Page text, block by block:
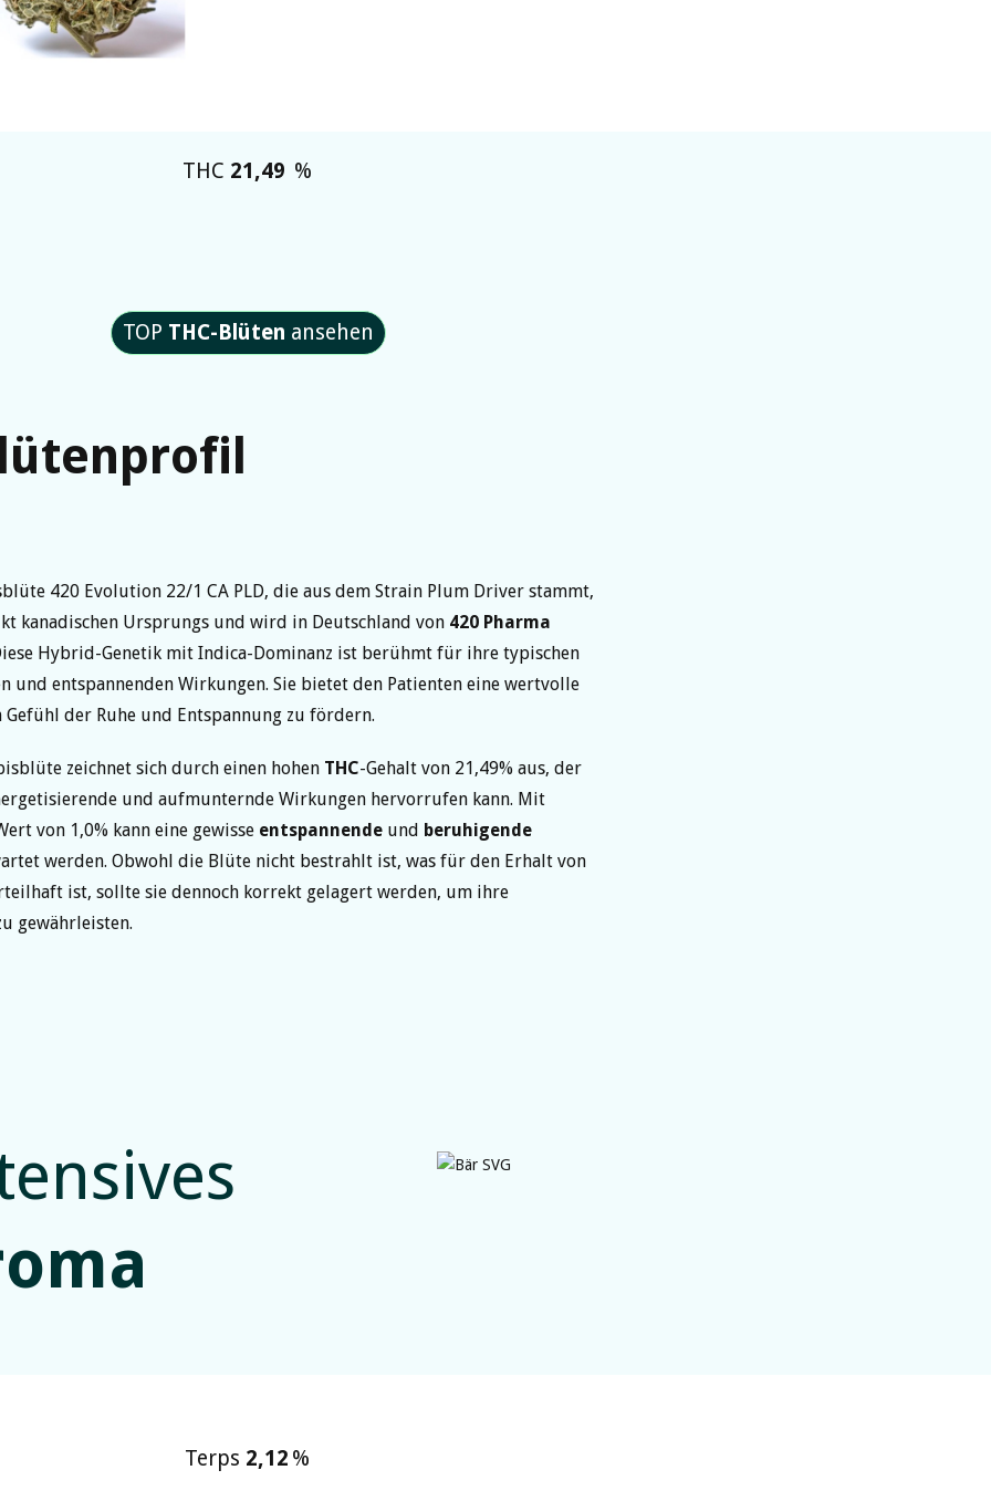
THC 21,49 %
TOP THC-Blüten ansehen
420 Evolution 22/1 CA PLD, die aus dem Strain Plum Driver stammt,
kanadischen Ursprungs und wird in Deutschland von 420 Pharma
Hybrid-Genetik mit Indica-Dominanz ist berühmt für ihre typischen
und entspannenden Wirkungen. Sie bietet den Patienten eine wertvolle
der Ruhe und Entspannung zu fördern.
zeichnet sich durch einen hohen THC-Gehalt von 21,49% aus, der
und aufmunternde Wirkungen hervorrufen kann. Mit
von 1,0% kann eine gewisse entspannende und beruhigende
werden. Obwohl die Blüte nicht bestrahlt ist, was für den Erhalt von
ist, sollte sie dennoch korrekt gelagert werden, um ihre
gewährleisten.
Terps 2,12 %